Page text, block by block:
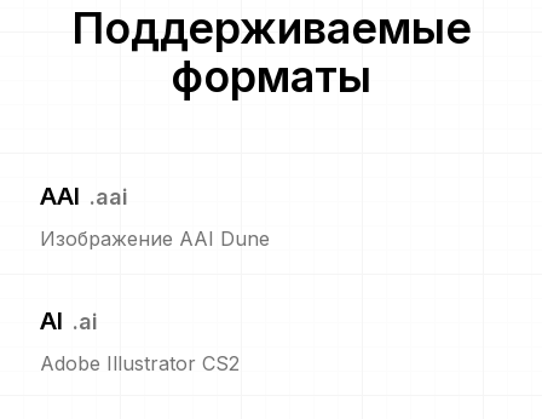
Поддерживаемые
форматы
AAI .aai
Изображение AAI Dune
AI .ai
Adobe Illustrator CS2